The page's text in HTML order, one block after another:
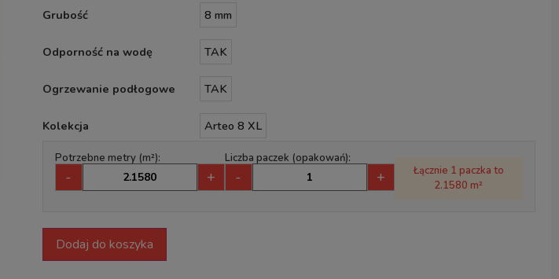
Grubość 8 mm
Odporność na wodę TAK
Ogrzewanie podłogowe TAK
Kolekcja Arteo 8 XL
Potrzebne metry (m²):
- +
Liczba paczek (opakowań):
- +
Łącznie 1 paczka to
2.1580 m²
Dodaj do koszyka